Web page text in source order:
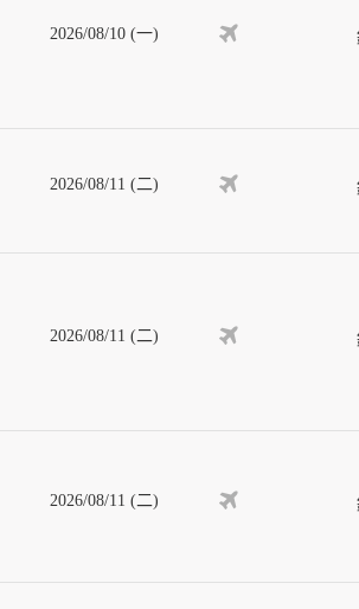
2026/08/10 (一)
2026/08/11 (二)
2026/08/11 (二)
2026/08/11 (二)